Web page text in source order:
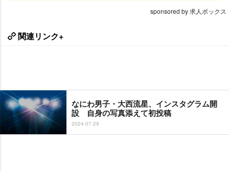
sponsored by 求人ボックス
関連リンク+
なにわ男子・大西流星、インスタグラム開
設 自身の写真添えて初投稿
2024-07-29